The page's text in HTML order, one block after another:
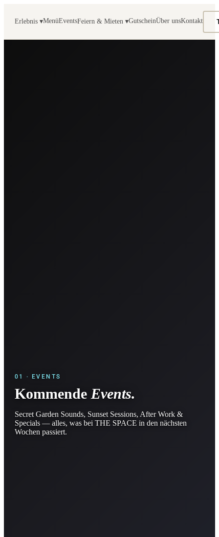
Erlebnis ▾MenüEventsFeiern & Mieten ▾GutscheinÜber unsKontakt
01 · EVENTS
Kommende Events.
Secret Garden Sounds, Sunset Sessions, After Work &
Specials — alles, was bei THE SPACE in den nächsten
Wochen passiert.